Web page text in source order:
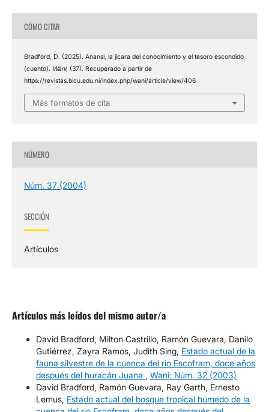
CÓMO CITAR
Bradford, D. (2025). Anansi, la jícara del conocimiento y el tesoro escondido
(cuento). Wani, (37). Recuperado a partir de
https://revistas.bicu.edu.ni/index.php/wani/article/view/406
Más formatos de cita
NÚMERO
Núm. 37 (2004)
SECCIÓN
Artículos
Artículos más leídos del mismo autor/a
David Bradford, Milton Castrillo, Ramón Guevara, Danilo
Gutiérrez, Zayra Ramos, Judith Sing, Estado actual de la
fauna silvestre de la cuenca del rio Escofram, doce años
después del huracán Juana , Wani: Núm. 32 (2003)
David Bradford, Ramón Guevara, Ray Garth, Ernesto
Lemus, Estado actual del bosque tropical húmedo de la